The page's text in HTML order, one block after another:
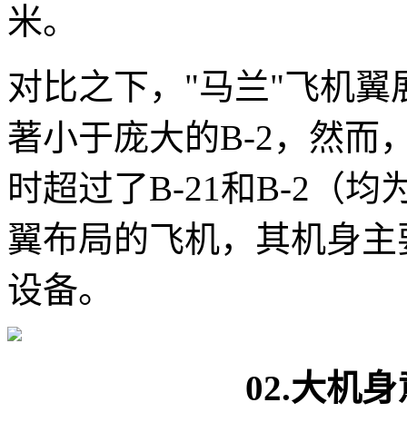
米。
对比之下，"马兰"飞机翼
著小于庞大的B-2，然而
时超过了B-21和B-2（均
翼布局的飞机，其机身
设备。
02.大机